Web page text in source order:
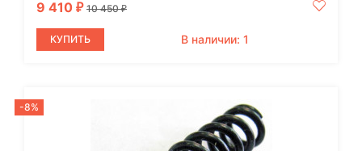
9 410 ₽ 10 450₽
КУПИТЬ В наличии: 1
-8%